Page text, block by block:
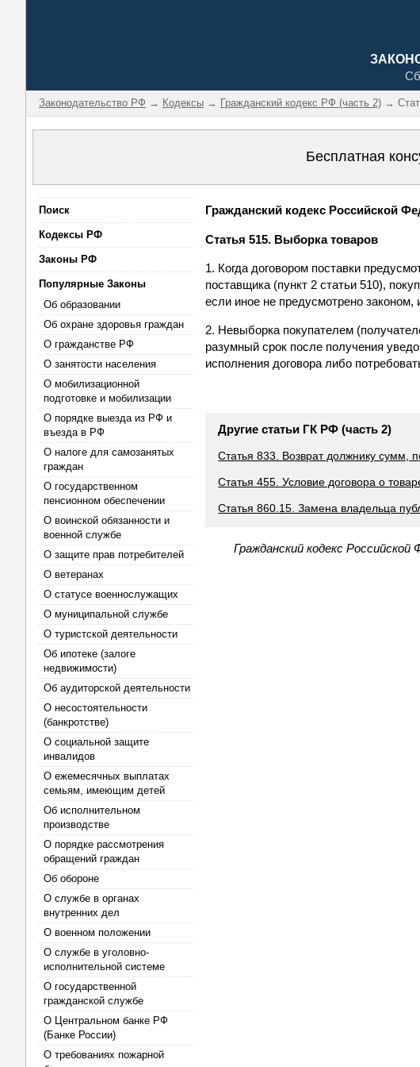
Законодательство РФ → Кодексы → Гражданский кодекс РФ (часть 2) →
Бесплатная
Поиск
Кодексы РФ
Законы РФ
Популярные Законы
Об образовании
Об охране здоровья граждан
О гражданстве РФ
О занятости населения
О мобилизационной
подготовке и мобилизации
О порядке выезда из РФ и
въезда в РФ
О налоге для самозанятых
граждан
О государственном
пенсионном обеспечении
О воинской обязанности и
военной службе
О защите прав потребителей
О ветеранах
О статусе военнослужащих
О муниципальной службе
О туристской деятельности
Об ипотеке (залоге
недвижимости)
Об аудиторской деятельности
О несостоятельности
(банкротстве)
О социальной защите
инвалидов
О ежемесячных выплатах
семьям, имеющим детей
Об исполнительном
производстве
О порядке рассмотрения
обращений граждан
Об обороне
О службе в органах
внутренних дел
О военном положении
О службе в уголовно-
исполнительной системе
О государственной
гражданской службе
О Центральном банке РФ
(Банке России)
О требованиях пожарной
Гражданский кодекс Российской
Статья 515. Выборка товаров
1. Когда договором поставки
поставщика (пункт 2 статьи 510),
если иное не предусмотрено
2. Невыборка покупателем
разумный срок после получения
исполнения договора либо
Другие статьи ГК РФ (часть 2)
Статья 833. Возврат должнику сумм,
Статья 455. Условие договора о
Статья 860.15. Замена владельца
Гражданский кодекс